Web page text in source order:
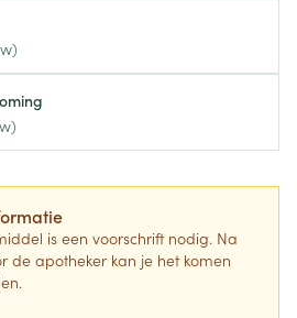
is een voorschrift nodig. Na
de apotheker kan je het komen